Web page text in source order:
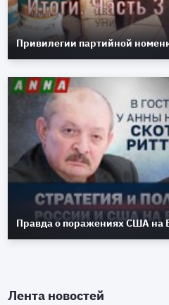
Привилегии партийной
Правда о поражениях США на
Лента новостей